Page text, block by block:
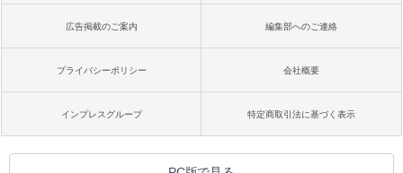
広告掲載のご案内 編集部へのご連絡
プライバシーポリシー 会社概要
インプレスグループ 特定商取引法に基づく表示